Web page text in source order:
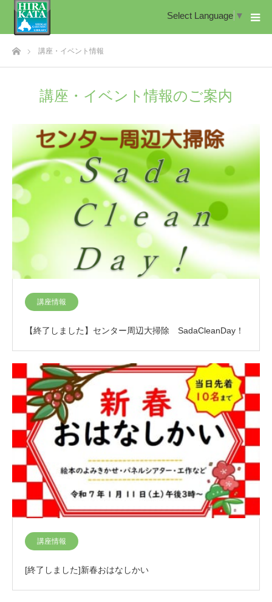
Select Language ▼
ホーム講座・イベント情報
講座・イベント情報のご案内
講座情報
【終了しました】センター周辺大掃除 SadaCleanDay！
講座情報
[終了しました]新春おはなしかい